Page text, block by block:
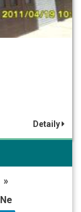
Detaily
»
Ne